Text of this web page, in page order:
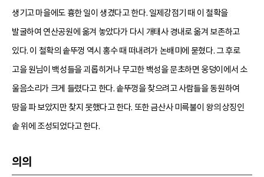
생기고 마을에도 흉한 일이 생겼다고 한다. 일제강점기 때 이 철확을
발굴하여 연산공원에 옮겨 놓았다가 다시 개태사 경내로 옮겨 보존하고
있다. 이 철확의 솥뚜껑 역시 홍수 때 떠내려가 논배미에 묻혔다. 그 후로
고을 원님이 백성들을 괴롭히거나 무고한 백성을 문초하면 웅덩이에서 소
울음소리가 크게 들렸다고 한다. 솥뚜껑을 찾으려고 사람들을 동원하여
땅을 파 보았지만 찾지 못했다고 한다. 또한 금산사 미륵불이 왕의 상징인
솥 위에 조성되었다고 한다.
의의